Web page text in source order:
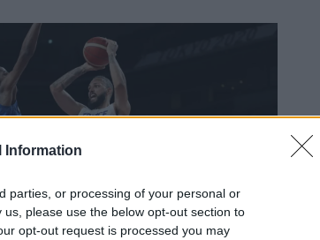
Information
parties, or processing of your personal or
please use the below opt-out section to
opt-out request is processed you may